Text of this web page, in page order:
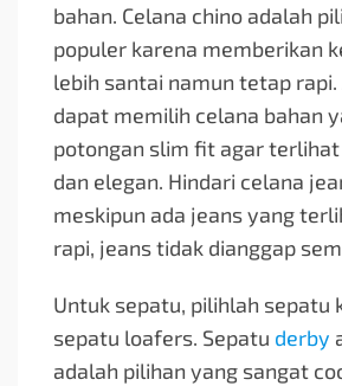
bahan. Celana chino adalah
populer karena memberikan
lebih santai namun tetap rapi.
dapat memilih celana bahan
potongan slim fit agar
dan elegan. Hindari celana
meskipun ada jeans yang
rapi, jeans tidak dianggap
Untuk sepatu, pilihlah sepatu
sepatu loafers. Sepatu derby
adalah pilihan yang sangat